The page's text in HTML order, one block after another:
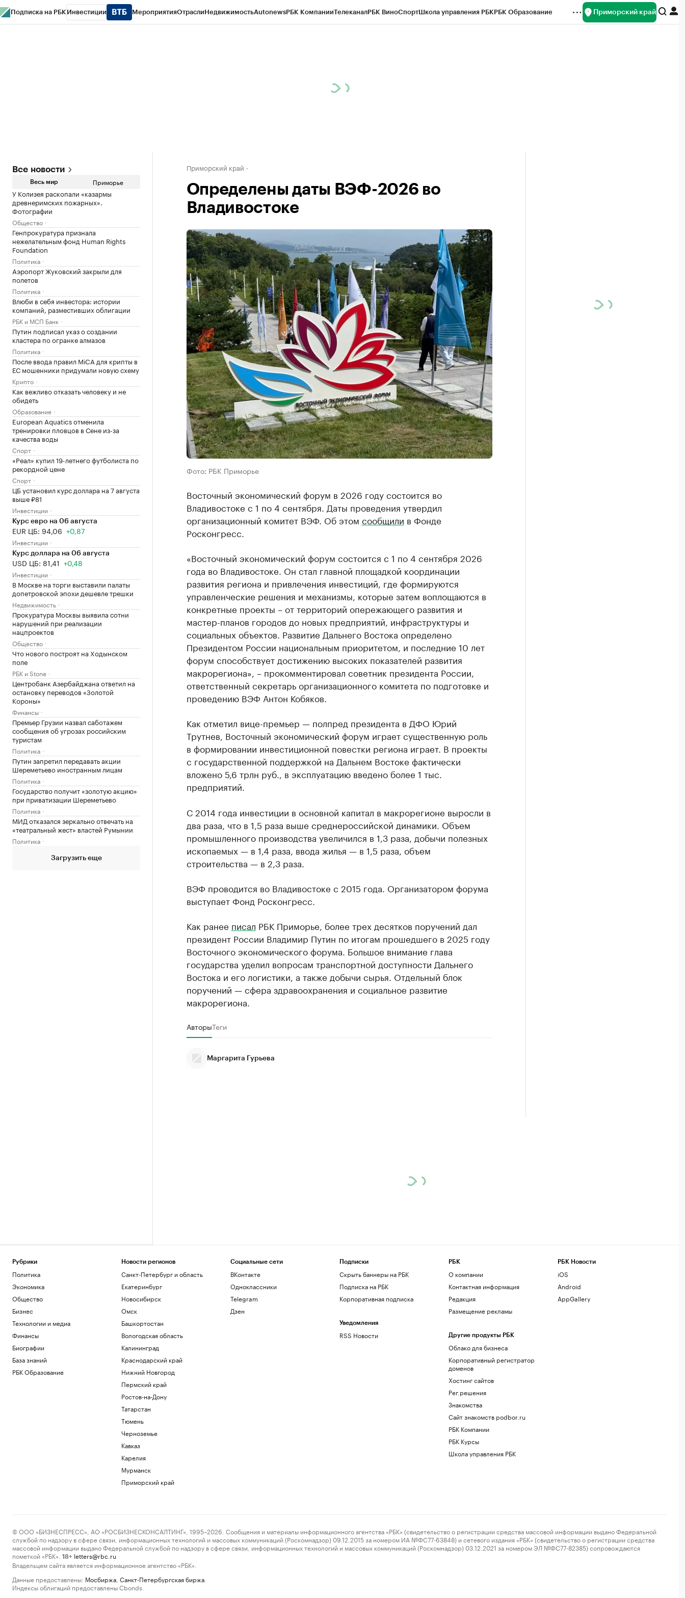
Подписка на РБК Инвестиции МероприятияОтраслиНедвижимостьAutonewsРБК КомпанииТелеканалРБК ВиноСпортШкола управления РБКРБК Образование Приморский край
Все новости
Весь мир Приморье
У Колизея раскопали «казармы
древнеримских пожарных».
Фотографии
Общество
Генпрокуратура признала
нежелательным фонд Human Rights
Foundation
Политика
Аэропорт Жуковский закрыли для
полетов
Политика
Влюби в себя инвестора: истории
компаний, разместивших облигации
РБК и МСП Банк
Путин подписал указ о создании
кластера по огранке алмазов
Политика
После ввода правил MiCA для крипты в
ЕС мошенники придумали новую схему
Крипто
Как вежливо отказать человеку и не
обидеть
Образование
European Aquatics отменила
тренировки пловцов в Сене из-за
качества воды
Спорт
«Реал» купил 19-летнего футболиста по
рекордной цене
Спорт
ЦБ установил курс доллара на 7 августа
выше ₽81
Инвестиции
Курс евро на 06 августа
EUR ЦБ: 94,06 +0,87
Инвестиции
Курс доллара на 06 августа
USD ЦБ: 81,41 +0,48
Инвестиции
В Москве на торги выставили палаты
допетровской эпохи дешевле трешки
Недвижимость
Прокуратура Москвы выявила сотни
нарушений при реализации
нацпроектов
Общество
Что нового построят на Ходынском
поле
РБК и Stone
Центробанк Азербайджана ответил на
остановку переводов «Золотой
Короны»
Финансы
Премьер Грузии назвал саботажем
сообщения об угрозах российским
туристам
Политика
Путин запретил передавать акции
Шереметьево иностранным лицам
Политика
Государство получит «золотую акцию»
при приватизации Шереметьево
Политика
МИД отказался зеркально отвечать на
«театральный жест» властей Румынии
Политика
Загрузить еще
Приморский край
Определены даты ВЭФ-2026 во
Владивостоке
Фото: РБК Приморье
Восточный экономический форум в 2026 году состоится во
Владивостоке с 1 по 4 сентября. Даты проведения утвердил
организационный комитет ВЭФ. Об этом сообщили в Фонде
Росконгресс.
«Восточный экономический форум состоится с 1 по 4 сентября 2026
года во Владивостоке. Он стал главной площадкой координации
развития региона и привлечения инвестиций, где формируются
управленческие решения и механизмы, которые затем воплощаются в
конкретные проекты – от территорий опережающего развития и
мастер-планов городов до новых предприятий, инфраструктуры и
социальных объектов. Развитие Дальнего Востока определено
Президентом России национальным приоритетом, и последние 10 лет
форум способствует достижению высоких показателей развития
макрорегиона», – прокомментировал советник президента России,
ответственный секретарь организационного комитета по подготовке и
проведению ВЭФ Антон Кобяков.
Как отметил вице-премьер — полпред президента в ДФО Юрий
Трутнев, Восточный экономический форум играет существенную роль
в формировании инвестиционной повестки региона играет. В проекты
с государственной поддержкой на Дальнем Востоке фактически
вложено 5,6 трлн руб., в эксплуатацию введено более 1 тыс.
предприятий.
С 2014 года инвестиции в основной капитал в макрорегионе выросли в
два раза, что в 1,5 раза выше среднероссийской динамики. Объем
промышленного производства увеличился в 1,3 раза, добычи полезных
ископаемых — в 1,4 раза, ввода жилья — в 1,5 раза, объем
строительства — в 2,3 раза.
ВЭФ проводится во Владивостоке с 2015 года. Организатором форума
выступает Фонд Росконгресс.
Как ранее писал РБК Приморье, более трех десятков поручений дал
президент России Владимир Путин по итогам прошедшего в 2025 году
Восточного экономического форума. Большое внимание глава
государства уделил вопросам транспортной доступности Дальнего
Востока и его логистики, а также добычи сырья. Отдельный блок
поручений — сфера здравоохранения и социальное развитие
макрорегиона.
АвторыТеги
Маргарита Гурьева
Рубрики
Политика
Экономика
Общество
Бизнес
Технологии и медиа
Финансы
Биографии
База знаний
РБК Образование
Новости регионов
Санкт-Петербург и область
Екатеринбург
Новосибирск
Омск
Башкортостан
Вологодская область
Калининград
Краснодарский край
Нижний Новгород
Пермский край
Ростов-на-Дону
Татарстан
Тюмень
Черноземье
Кавказ
Карелия
Мурманск
Приморский край
Социальные сети
ВКонтакте
Одноклассники
Telegram
Дзен
Подписки
Скрыть баннеры на РБК
Подписка на РБК
Корпоративная подписка
Уведомления
RSS Новости
РБК
О компании
Контактная информация
Редакция
Размещение рекламы
Другие продукты РБК
Облако для бизнеса
Корпоративный регистратор
доменов
Хостинг сайтов
Рег.решения
Знакомства
Сайт знакомств podbor.ru
РБК Компании
РБК Курсы
Школа управления РБК
РБК Новости
iOS
Android
AppGallery
© ООО «БИЗНЕСПРЕСС», АО «РОСБИЗНЕСКОНСАЛТИНГ», 1995–2026. Сообщения и материалы информационного агентства «РБК» (свидетельство о регистрации средства массовой информации выдано Федеральной
службой по надзору в сфере связи, информационных технологий и массовых коммуникаций (Роскомнадзор) 09.12.2015 за номером ИА №ФС77-63848) и сетевого издания «РБК» (свидетельство о регистрации средства
массовой информации выдано Федеральной службой по надзору в сфере связи, информационных технологий и массовых коммуникаций (Роскомнадзор) 03.12.2021 за номером ЭЛ №ФС77-82385) сопровождаются
пометкой «РБК».
18+ letters@rbc.ru
Владельцем сайта является информационное агентство «РБК».
Данные предоставлены: Мосбиржа Санкт-Петербургская биржа
Индексы облигаций предоставлены Cbonds.